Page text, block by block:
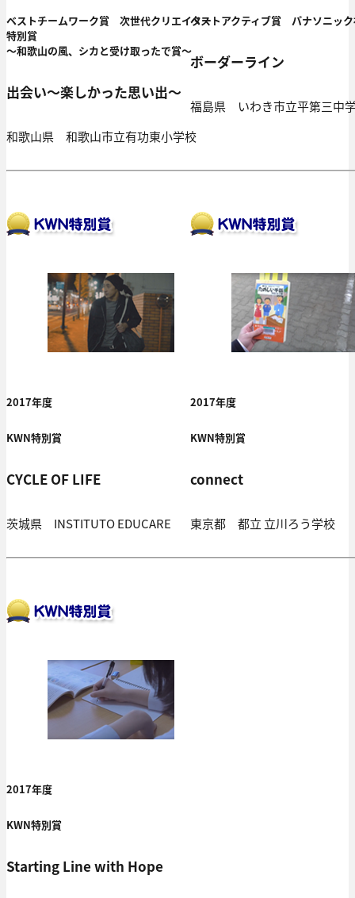
ベストチームワーク賞 次世代クリエイター
特別賞
～和歌山の風、シカと受け取ったで賞～
出会い～楽しかった思い出～
和歌山県 和歌山市立有功東小学校
ベストアクティブ賞 パナソニッ
ボーダーライン
福島県 いわき市立平第三中
2017年度
KWN特別賞
CYCLE OF LIFE
茨城県 INSTITUTO EDUCARE
2017年度
KWN特別賞
connect
東京都 都立 立川ろう学校
2017年度
KWN特別賞
Starting Line with Hope